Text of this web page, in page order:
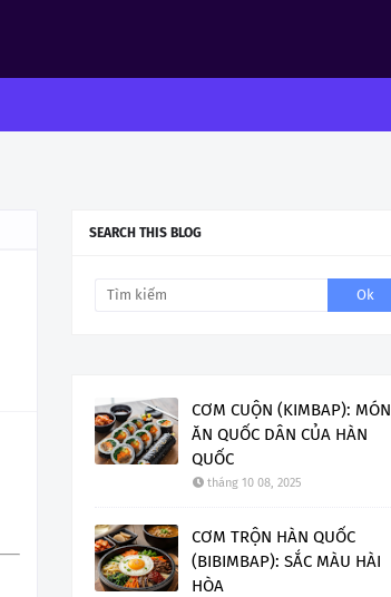
SEARCH THIS BLOG
CƠM CUỘN (KIMBAP): MÓN
ĂN QUỐC DÂN CỦA HÀN
QUỐC
tháng 10 08, 2025
CƠM TRỘN HÀN QUỐC
(BIBIMBAP): SẮC MÀU HÀI
HÒA